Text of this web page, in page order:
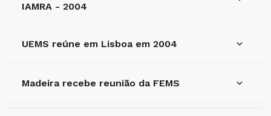
IAMRA - 2004
UEMS reúne em Lisboa em 2004
Madeira recebe reunião da FEMS